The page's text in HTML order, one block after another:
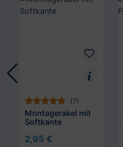
(7)
Montagerakel mit
Softkante
2,95 €